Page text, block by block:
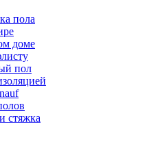
пола
доме
пол
стяжка